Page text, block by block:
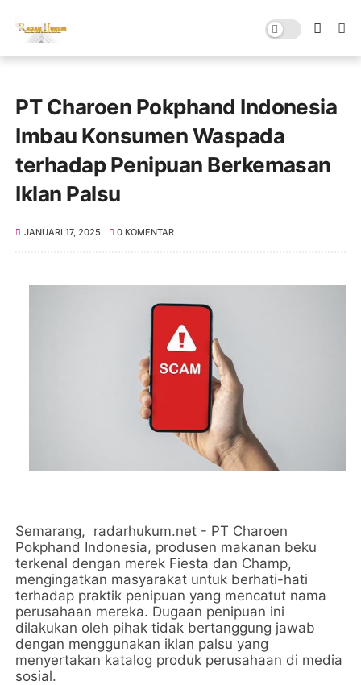
PT Charoen Pokphand Indonesia
Imbau Konsumen Waspada
terhadap Penipuan Berkemasan
Iklan Palsu
JANUARI 17, 2025 0 KOMENTAR
Semarang, radarhukum.net - PT Charoen
Pokphand Indonesia, produsen makanan beku
terkenal dengan merek Fiesta dan Champ,
mengingatkan masyarakat untuk berhati-hati
terhadap praktik penipuan yang mencatut nama
perusahaan mereka. Dugaan penipuan ini
dilakukan oleh pihak tidak bertanggung jawab
dengan menggunakan iklan palsu yang
menyertakan katalog produk perusahaan di media
sosial.